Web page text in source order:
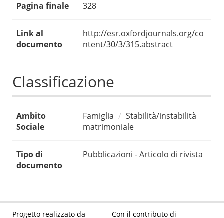
Pagina finale 328
Link al
documento
http://esr.oxfordjournals.org/co
ntent/30/3/315.abstract
Classificazione
Ambito
Sociale
Famiglia
Stabilità/instabilità
matrimoniale
Tipo di
documento
Pubblicazioni - Articolo di rivista
Progetto realizzato da Con il contributo di